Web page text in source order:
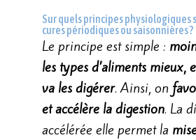
Sur quels principes physiologiques
cures périodiques ou saisonnières ?
Le principe est simple :
les types d’aliments mieux,
va les digérer. Ainsi, on
et accélère la digestion. La
accélérée elle permet la